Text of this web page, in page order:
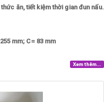
ăn, tiết kiệm thời gian đun nấu.
mm; C= 83 mm
Xem thêm...